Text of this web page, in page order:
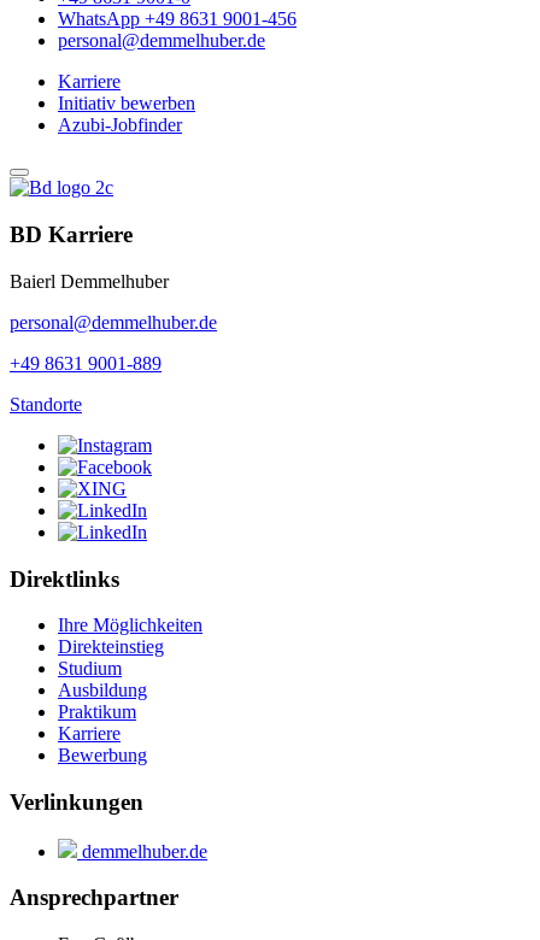
WhatsApp +49 8631 9001-456
personal@demmelhuber.de
Karriere
Initiativ bewerben
Azubi-Jobfinder
BD Karriere
Baierl Demmelhuber
personal@demmelhuber.de
+49 8631 9001-889
Standorte
Direktlinks
Ihre Möglichkeiten
Direkteinstieg
Studium
Ausbildung
Praktikum
Karriere
Bewerbung
Verlinkungen
demmelhuber.de
Ansprechpartner